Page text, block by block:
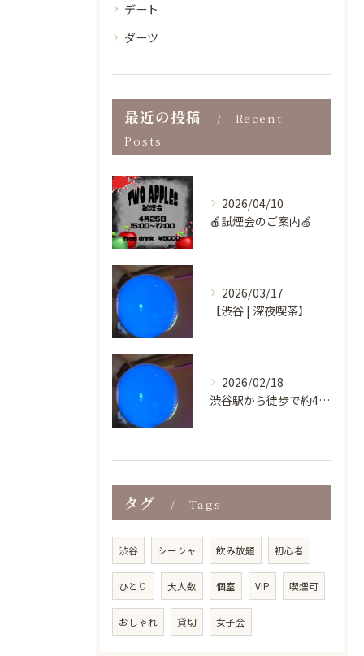
デート
ダーツ
最近の投稿
Recent
Posts
2026/04/10
🍎試煙会のご案内🍏
2026/03/17
【渋谷 | 深夜喫茶】
2026/02/18
渋谷駅から徒歩で約4分という好立地にあり、ビル地下1階の気軽...
タグ Tags
渋谷 シーシャ 飲み放題 初心者
ひとり 大人数 個室 VIP 喫煙可
おしゃれ 貸切 女子会